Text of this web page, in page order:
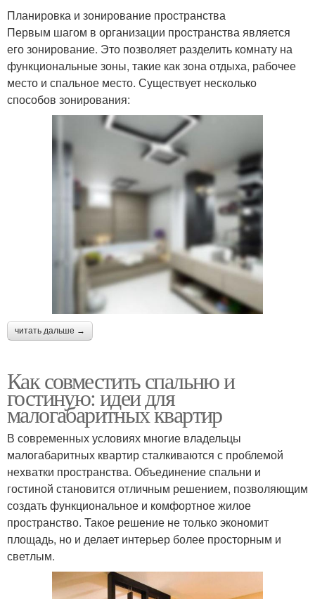
Планировка и зонирование пространства
Первым шагом в организации пространства является
его зонирование. Это позволяет разделить комнату на
функциональные зоны, такие как зона отдыха, рабочее
место и спальное место. Существует несколько
способов зонирования:
читать дальше →
Как совместить спальню и
гостиную: идеи для
малогабаритных квартир
В современных условиях многие владельцы
малогабаритных квартир сталкиваются с проблемой
нехватки пространства. Объединение спальни и
гостиной становится отличным решением, позволяющим
создать функциональное и комфортное жилое
пространство. Такое решение не только экономит
площадь, но и делает интерьер более просторным и
светлым.